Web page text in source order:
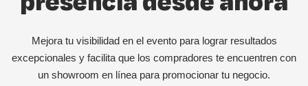
Mejora tu visibilidad en el evento para lograr resultados
excepcionales y facilita que los compradores te encuentren con
un showroom en línea para promocionar tu negocio.